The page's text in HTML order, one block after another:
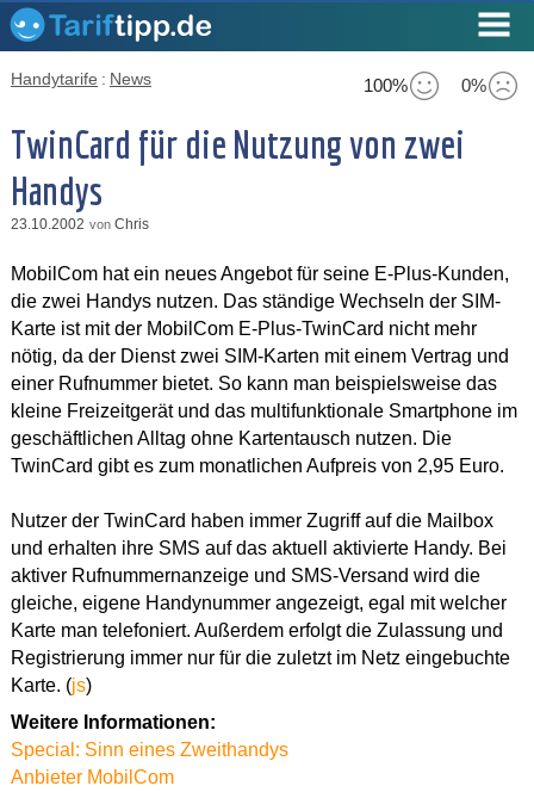
100% 0%
Handytarife : News
TwinCard für die Nutzung von zwei
Handys
23.10.2002 von Chris
MobilCom hat ein neues Angebot für seine E-Plus-Kunden,
die zwei Handys nutzen. Das ständige Wechseln der SIM-
Karte ist mit der MobilCom E-Plus-TwinCard nicht mehr
nötig, da der Dienst zwei SIM-Karten mit einem Vertrag und
einer Rufnummer bietet. So kann man beispielsweise das
kleine Freizeitgerät und das multifunktionale Smartphone im
geschäftlichen Alltag ohne Kartentausch nutzen. Die
TwinCard gibt es zum monatlichen Aufpreis von 2,95 Euro.
Nutzer der TwinCard haben immer Zugriff auf die Mailbox
und erhalten ihre SMS auf das aktuell aktivierte Handy. Bei
aktiver Rufnummernanzeige und SMS-Versand wird die
gleiche, eigene Handynummer angezeigt, egal mit welcher
Karte man telefoniert. Außerdem erfolgt die Zulassung und
Registrierung immer nur für die zuletzt im Netz eingebuchte
Karte. (js)
Weitere Informationen:
Special: Sinn eines Zweithandys
Anbieter MobilCom